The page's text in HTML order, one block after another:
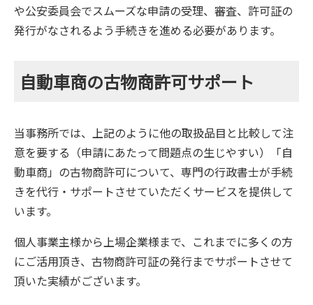
や公安委員会でスムーズな申請の受理、審査、許可証の
発行がなされるよう手続きを進める必要があります。
自動車商の古物商許可サポート
当事務所では、上記のように他の取扱品目と比較して注
意を要する（申請にあたって問題点の生じやすい）「自
動車商」の古物商許可について、専門の行政書士が手続
きを代行・サポートさせていただくサービスを提供して
います。
個人事業主様から上場企業様まで、これまでに多くの方
にご活用頂き、古物商許可証の発行までサポートさせて
頂いた実績がございます。